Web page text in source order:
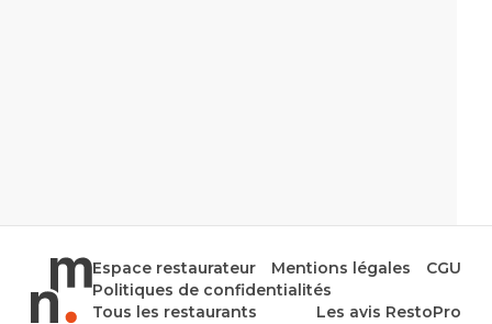
Espace restaurateur Mentions légales
CGU
Politiques de confidentialités
Tous les restaurants
Les avis RestoPro